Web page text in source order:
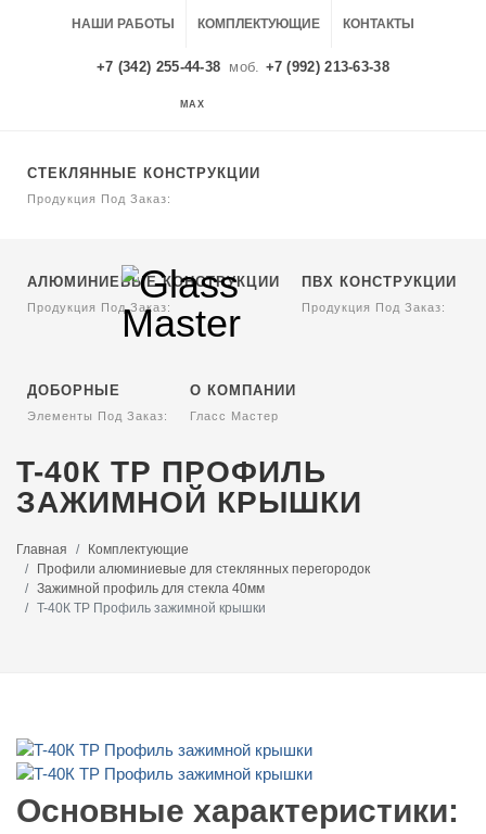
НАШИ РАБОТЫ КОМПЛЕКТУЮЩИЕ КОНТАКТЫ
+7 (342) 255-44-38 моб. +7 (992) 213-63-38
MAX
СТЕКЛЯННЫЕ КОНСТРУКЦИИ
Продукция Под Заказ:
АЛЮМИНИЕВЫЕ КОНСТРУКЦИИ
Продукция Под Заказ:
ПВХ КОНСТРУКЦИИ
Продукция Под Заказ:
ДОБОРНЫЕ
Элементы Под Заказ:
О КОМПАНИИ
Гласс Мастер
T-40К ТР ПРОФИЛЬ
ЗАЖИМНОЙ КРЫШКИ
Главная
Комплектующие
Профили алюминиевые для стеклянных перегородок
Зажимной профиль для стекла 40мм
T-40К ТР Профиль зажимной крышки
Основные характеристики: